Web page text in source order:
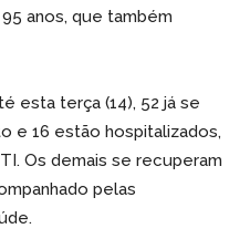
anos, que também
esta terça (14), 52 já se
e 16 estão hospitalizados,
Os demais se recuperam
pelas